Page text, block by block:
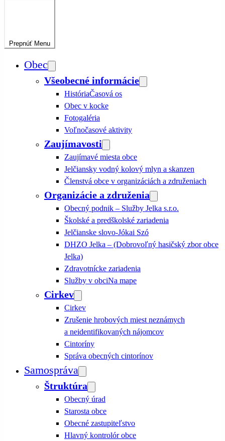
Prepnúť Menu
Obec
Všeobecné informácie
HistóriaČasová os
Obec v kocke
Fotogaléria
Voľnočasové aktivity
Zaujímavosti
Zaujímavé miesta obce
Jelčiansky vodný kolový mlyn a skanzen
Členstvá obce v organizáciách a združeniach
Organizácie a združenia
Obecný podnik – Služby Jelka s.r.o.
Školské a predškolské zariadenia
Jelčianske slovo-Jókai Szó
DHZO Jelka – (Dobrovoľný hasičský zbor obce
Jelka)
Zdravotnícke zariadenia
Služby v obciNa mape
Cirkev
Cirkev
Zrušenie hrobových miest neznámych
a neidentifikovaných nájomcov
Cintoríny
Správa obecných cintorínov
Samospráva
Štruktúra
Obecný úrad
Starosta obce
Obecné zastupiteľstvo
Hlavný kontrolór obce